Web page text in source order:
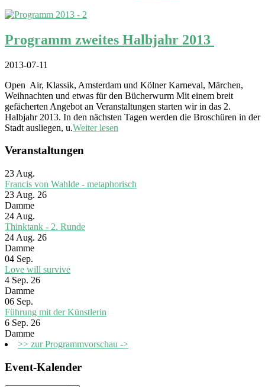
Programm zweites Halbjahr 2013
2013-07-11
Open Air, Klassik, Amsterdam und Kölner Karneval, Märchen,
Weihnachten und etwas für den Bücherwurm Mit einem breit
gefächerten Angebot an Veranstaltungen starten wir in das 2.
Halbjahr 2013. In den nächsten Tagen werden die Broschüren in der
Stadt ausliegen, u.Weiter lesen
Veranstaltungen
23 Aug.
Francis von Wahlde - metaphorisch
23 Aug. 26
Damme
24 Aug.
Thinktank - 2. Runde
24 Aug. 26
Damme
04 Sep.
Love will survive
4 Sep. 26
Damme
06 Sep.
Führung mit der Künstlerin
6 Sep. 26
Damme
>> zur Programmvorschau ->
Event-Kalender